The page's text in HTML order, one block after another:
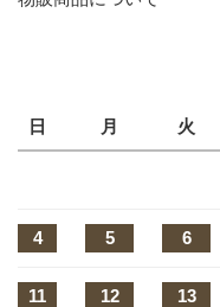
日 月 火
4 5 6
11 12 13